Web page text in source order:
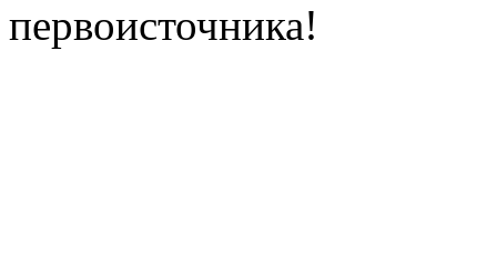
первоисточника!